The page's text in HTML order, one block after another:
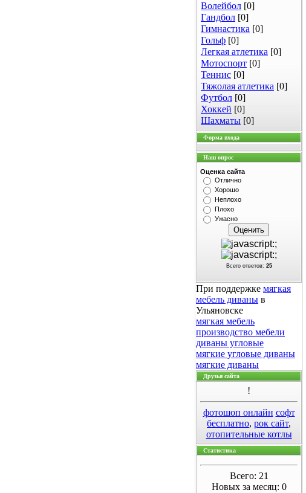
Волейбол [0]
Гандбол [0]
Гимнастика [0]
Гольф [0]
Легкая атлетика [0]
Мотоспорт [0]
Теннис [0]
Тяжолая атлетика [0]
Футбол [0]
Хоккей [0]
Шахматы [0]
Форма входа
Наш опрос
Оценка сайта
Отлично
Хорошо
Неплохо
Плохо
Ужасно
Всего ответов: 25
При поддержке мягкая
мебель диваны в
Ульяновске
мягкая мебель
производство мебели
диваны угловые
мягкие угловые диваны
мягкие диваны
Друзья сайта
!
фотошоп онлайн софт
бесплатно, рок сайт,
отопительные котлы
Статистика
Всего: 21
Новых за месяц: 0